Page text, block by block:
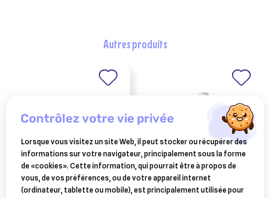
autres produits
pistolet doseur pour
drogage des ovins et
keriox shampoing
entretien - flacon de
contrôlez votre vie privée
Lorsque vous visitez un site Web, il peut stocker ou récupérer des
informations sur votre navigateur, principalement sous la forme
de «cookies». Cette information, qui pourrait être à propos de
vous, de vos préférences, ou de votre appareil internet
(ordinateur, tablette ou mobile), est principalement utilisée pour